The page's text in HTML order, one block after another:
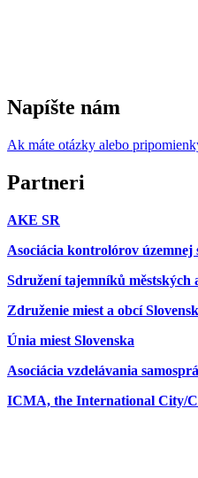
Napíšte nám
Ak máte otázky alebo
Partneri
AKE SR
Asociácia kontrolórov územnej
Sdružení tajemníků městských
Združenie miest a obcí
Únia miest Slovenska
Asociácia vzdelávania
ICMA, the International City/